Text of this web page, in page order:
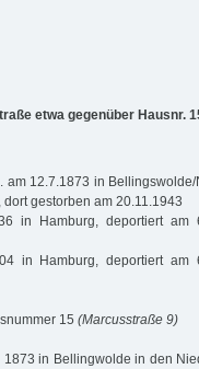
etwa gegenüber Hausnr.
am 12.7.1873 in
gestorben am 20.11.1943
in Hamburg, deportiert am
in Hamburg, deportiert am
15 (Marcusstraße 9)
in Bellingwolde in den